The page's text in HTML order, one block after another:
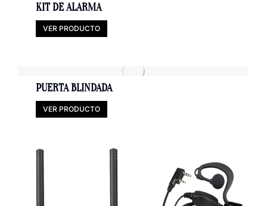
KIT DE ALARMA
VER PRODUCTO
PUERTA BLINDADA
VER PRODUCTO